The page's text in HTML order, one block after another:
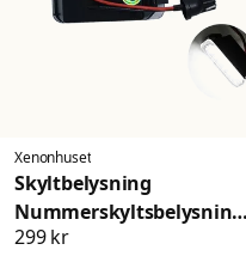
Xenonhuset
Skyltbelysning
Nummerskyltsbelysning
Jaguar
299 kr